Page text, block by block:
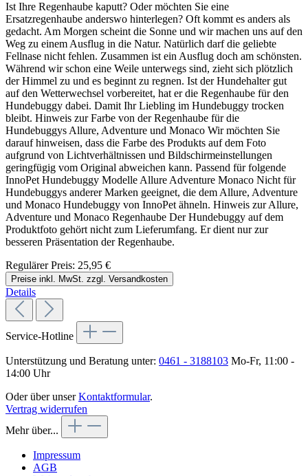
Ist Ihre Regenhaube kaputt? Oder möchten Sie eine
Ersatzregenhaube anderswo hinterlegen? Oft kommt es anders als
gedacht. Am Morgen scheint die Sonne und wir machen uns auf den
Weg zu einem Ausflug in die Natur. Natürlich darf die geliebte
Fellnase nicht fehlen. Zusammen ist ein Ausflug doch am schönsten.
Während wir schon eine Weile unterwegs sind, zieht sich plötzlich
der Himmel zu und es beginnt zu regnen. Ist der Hundehalter gut
auf den Wetterwechsel vorbereitet, hat er die Regenhaube für den
Hundebuggy dabei. Damit Ihr Liebling im Hundebuggy trocken
bleibt. Hinweis zur Farbe von der Regenhaube für die
Hundebuggys Allure, Adventure und Monaco Wir möchten Sie
darauf hinweisen, dass die Farbe des Produkts auf dem Foto
aufgrund von Lichtverhältnissen und Bildschirmeinstellungen
geringfügig vom Original abweichen kann. Passend für folgende
InnoPet Hundebuggy Modelle Allure Adventure Monaco Nicht für
Hundebuggys anderer Marken geeignet, die dem Allure, Adventure
und Monaco Hundebuggy von InnoPet ähneln. Hinweis zur Allure,
Adventure und Monaco Regenhaube Der Hundebuggy auf dem
Produktfoto gehört nicht zum Lieferumfang. Er dient nur zur
besseren Präsentation der Regenhaube.
Regulärer Preis: 25,95 €
Preise inkl. MwSt. zzgl. Versandkosten
Details
Service-Hotline
Unterstützung und Beratung unter: 0461 - 3188103 Mo-Fr, 11:00 -
14:00 Uhr
Oder über unserKontaktformular.
Vertrag widerrufen
Mehr über...
Impressum
AGB